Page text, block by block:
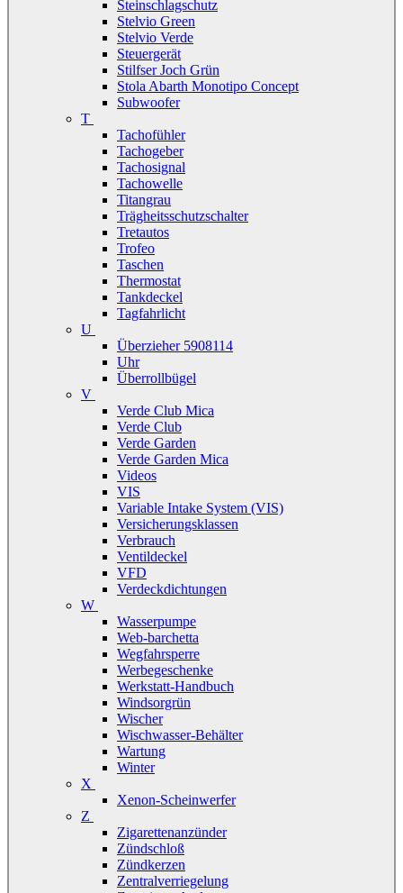
Steinschlagschutz
Stelvio Green
Stelvio Verde
Steuergerät
Stilfser Joch Grün
Stola Abarth Monotipo Concept
Subwoofer
T
Tachofühler
Tachogeber
Tachosignal
Tachowelle
Titangrau
Trägheitsschutzschalter
Tretautos
Trofeo
Taschen
Thermostat
Tankdeckel
Tagfahrlicht
U
Überzieher 5908114
Uhr
Überrollbügel
V
Verde Club Mica
Verde Club
Verde Garden
Verde Garden Mica
Videos
VIS
Variable Intake System (VIS)
Versicherungsklassen
Verbrauch
Ventildeckel
VFD
Verdeckdichtungen
W
Wasserpumpe
Web-barchetta
Wegfahrsperre
Werbegeschenke
Werkstatt-Handbuch
Windsorgrün
Wischer
Wischwasser-Behälter
Wartung
Winter
X
Xenon-Scheinwerfer
Z
Zigarettenanzünder
Zündschloß
Zündkerzen
Zentralverriegelung